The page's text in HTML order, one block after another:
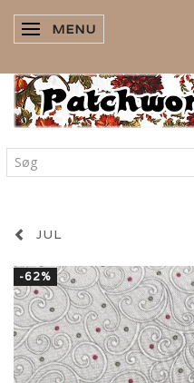
SKIFTE NAVIGATION
MENU
JUL
-62%